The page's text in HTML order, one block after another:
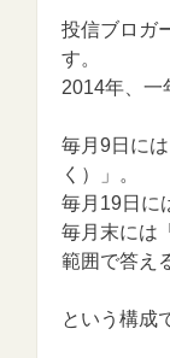
投信ブロガ
す。
2014年、一
毎月9日に
く）」。
毎月19日に
毎月末には
範囲で答え
という構成